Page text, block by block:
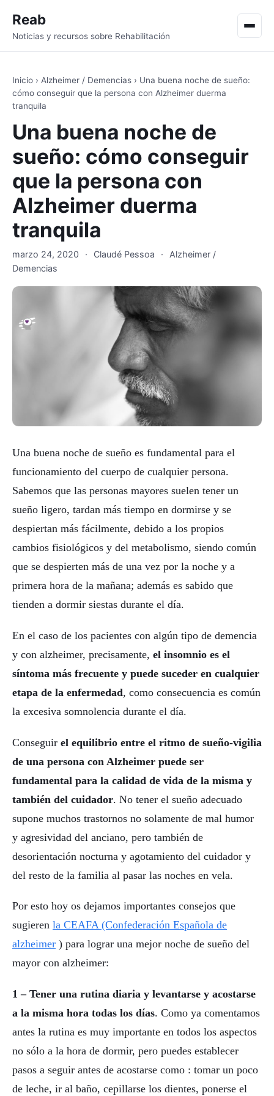
Reab
Noticias y recursos sobre Rehabilitación
Inicio › Alzheimer / Demencias › Una buena noche de sueño:
cómo conseguir que la persona con Alzheimer duerma
tranquila
Una buena noche de
sueño: cómo conseguir
que la persona con
Alzheimer duerma
tranquila
marzo 24, 2020 · Claudé Pessoa ·
Alzheimer /
Demencias
Una buena noche de sueño es fundamental para el
funcionamiento del cuerpo de cualquier persona.
Sabemos que las personas mayores suelen tener un
sueño ligero, tardan más tiempo en dormirse y se
despiertan más fácilmente, debido a los propios
cambios fisiológicos y del metabolismo, siendo común
que se despierten más de una vez por la noche y a
primera hora de la mañana; además es sabido que
tienden a dormir siestas durante el día.
En el caso de los pacientes con algún tipo de demencia
y con alzheimer, precisamente, el insomnio es el
síntoma más frecuente y puede suceder en cualquier
etapa de la enfermedad, como consecuencia es común
la excesiva somnolencia durante el día.
Conseguir el equilibrio entre el ritmo de sueño-vigilia
de una persona con Alzheimer puede ser
fundamental para la calidad de vida de la misma y
también del cuidador. No tener el sueño adecuado
supone muchos trastornos no solamente de mal humor
y agresividad del anciano, pero también de
desorientación nocturna y agotamiento del cuidador y
del resto de la familia al pasar las noches en vela.
Por esto hoy os dejamos importantes consejos que
sugieren la CEAFA (Confederación Española de
alzheimer ) para lograr una mejor noche de sueño del
mayor con alzheimer:
1 – Tener una rutina diaria y levantarse y acostarse
a la misma hora todas los días. Como ya comentamos
antes la rutina es muy importante en todos los aspectos
no sólo a la hora de dormir, pero puedes establecer
pasos a seguir antes de acostarse como : tomar un poco
de leche, ir al baño, cepillarse los dientes, ponerse el